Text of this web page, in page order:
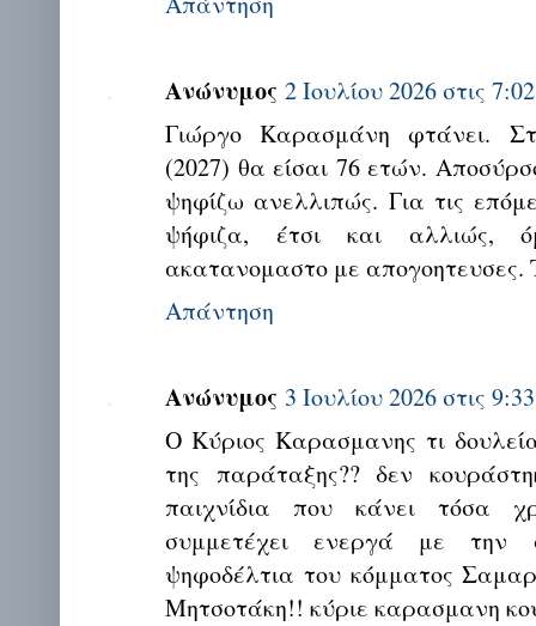
Ανώνυμος 2 Ιουλίου 2026 στις
Γιώργο Καρασμάνη φτάνει.
(2027) θα είσαι 76 ετών.
ψηφίζω ανελλιπώς. Για τις
ψήφιζα, έτσι και
ακατανομαστο με απογοητευσες.
Απάντηση
Ανώνυμος 3 Ιουλίου 2026 στις
Ο Κύριος Καρασμανης τι
της παράταξης?? δεν
παιχνίδια που κάνει τόσα
συμμετέχει ενεργά με την
ψηφοδέλτια του κόμματος
Μητσοτάκη!! κύριε καρασμανη